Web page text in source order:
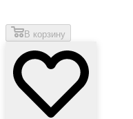
В корзину